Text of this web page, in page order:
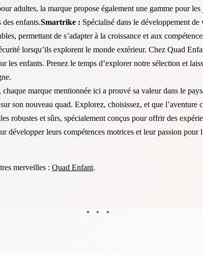
adultes, la marque propose également une gamme pour
enfants.Smartrike : Spécialisé dans le développement
permettant de s’adapter à la croissance et aux
lorsqu’ils explorent le monde extérieur. Chez Quad
les enfants. Prenez le temps d’explorer notre sélection et
marque mentionnée ici a prouvé sa valeur dans le
son nouveau quad. Explorez, choisissez, et que
robustes et sûrs, spécialement conçus pour offrir des
développer leurs compétences motrices et leur passion pour
merveilles : Quad Enfant.
* * *